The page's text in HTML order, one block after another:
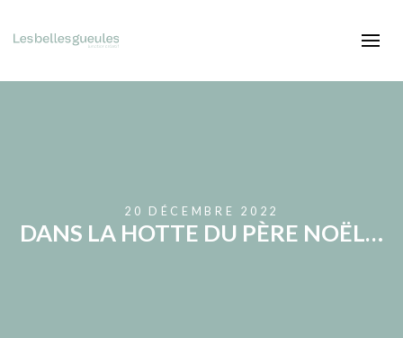
20 DÉCEMBRE 2022
DANS LA HOTTE DU PÈRE NOËL…